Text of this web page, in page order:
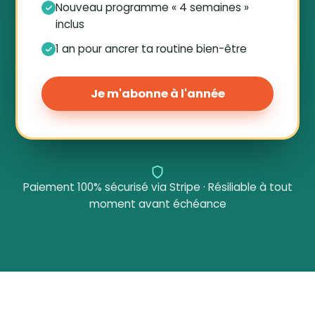
Nouveau programme « 4 semaines »
inclus
1 an pour ancrer ta routine bien-être
Je m'abonne à l'année
Paiement 100% sécurisé via Stripe · Résiliable à tout
moment avant échéance